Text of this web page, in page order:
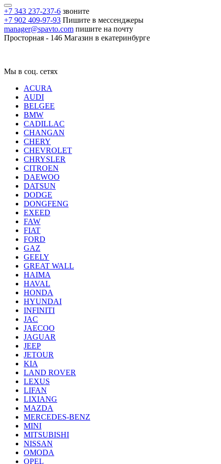
+7 343 237-237-6 звоните
+7 902 409-97-93 Пишите в мессенджеры
manager@spavto.com пишите на почту
Просторная - 146 Магазин в екатеринбурге
Мы в соц. сетях
ACURA
AUDI
BELGEE
BMW
CADILLAC
CHANGAN
CHERY
CHEVROLET
CHRYSLER
CITROEN
DAEWOO
DATSUN
DODGE
DONGFENG
EXEED
FAW
FIAT
FORD
GAZ
GEELY
GREAT WALL
HAIMA
HAVAL
HONDA
HYUNDAI
INFINITI
JAC
JAECOO
JAGUAR
JEEP
JETOUR
KIA
LAND ROVER
LEXUS
LIFAN
LIXIANG
MAZDA
MERCEDES-BENZ
MINI
MITSUBISHI
NISSAN
OMODA
OPEL